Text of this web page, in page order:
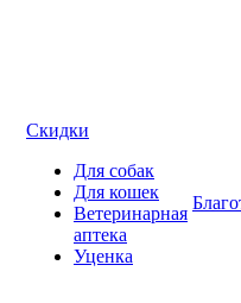
Скидки
Для собак
Для кошек
Ветеринарная
аптека
Уценка